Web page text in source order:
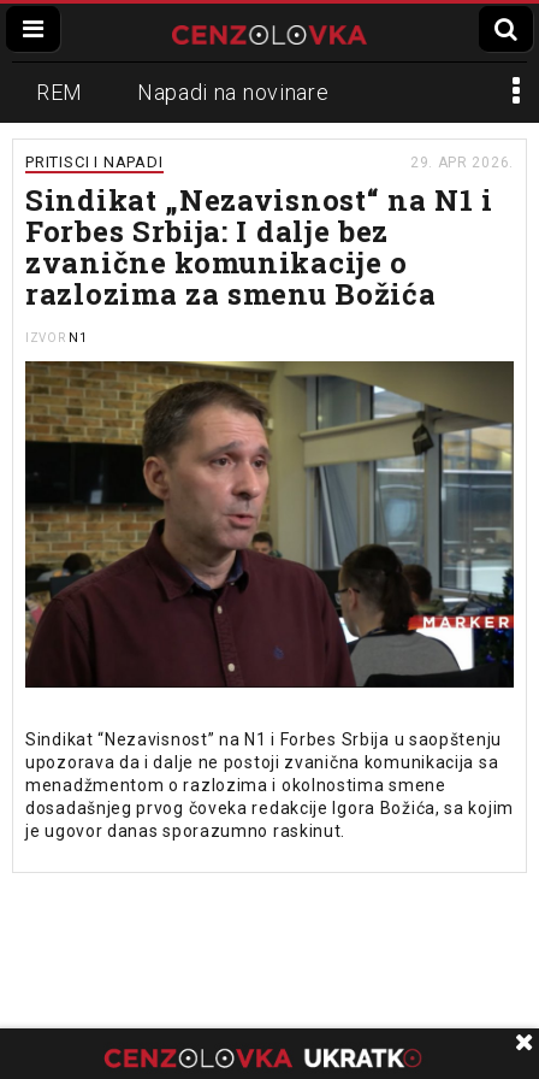
REM Napadi na novinare
Zvučni top
Propaganda Lokalni mediji
Informer Slavko Ćuruvija
PRITISCI I NAPADI 29. APR 2026.
Sindikat „Nezavisnost“ na N1 i
Forbes Srbija: I dalje bez
zvanične komunikacije o
razlozima za smenu Božića
IZVOR N1
Sindikat “Nezavisnost” na N1 i Forbes Srbija u saopštenju
upozorava da i dalje ne postoji zvanična komunikacija sa
menadžmentom o razlozima i okolnostima smene
dosadašnjeg prvog čoveka redakcije Igora Božića, sa kojim
je ugovor danas sporazumno raskinut.